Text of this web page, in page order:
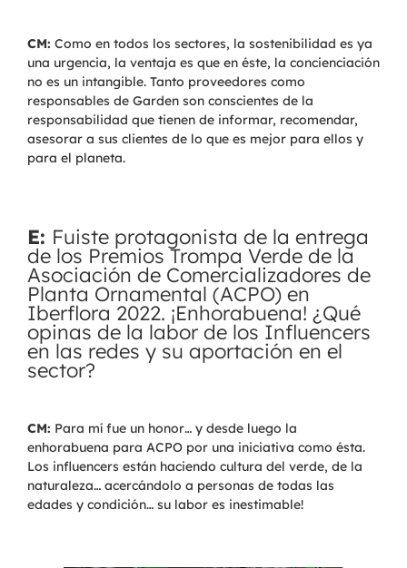
CM: Como en todos los sectores, la sostenibilidad es ya
una urgencia, la ventaja es que en éste, la concienciación
no es un intangible. Tanto proveedores como
responsables de Garden son conscientes de la
responsabilidad que tienen de informar, recomendar,
asesorar a sus clientes de lo que es mejor para ellos y
para el planeta.
E: Fuiste protagonista de la entrega
de los Premios Trompa Verde de la
Asociación de Comercializadores de
Planta Ornamental (ACPO) en
Iberflora 2022. ¡Enhorabuena! ¿Qué
opinas de la labor de los Influencers
en las redes y su aportación en el
sector?
CM: Para mí fue un honor… y desde luego la
enhorabuena para ACPO por una iniciativa como ésta.
Los influencers están haciendo cultura del verde, de la
naturaleza… acercándolo a personas de todas las
edades y condición… su labor es inestimable!